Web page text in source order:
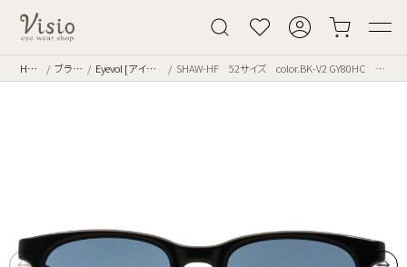
Home ブランド Eyevol [アイヴォル] SHAW-HF 52サイズ color.BK-V2 GY80HC 偏光レンズ